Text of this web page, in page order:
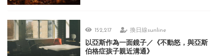
152,217 換日線sunline
以亞斯作為一面鏡子／《不動怒，與亞斯
伯格症孩子親近溝通》